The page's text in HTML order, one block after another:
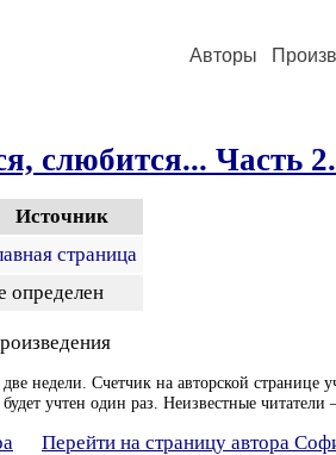
Авторы
слюбится... Часть
Источник
страница
определен
недели. Счетчик на авторской
учтен один раз. Неизвестные
Перейти на страницу автора